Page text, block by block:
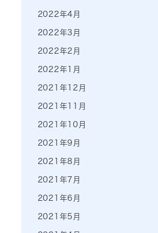
2022年4月
2022年3月
2022年2月
2022年1月
2021年12月
2021年11月
2021年10月
2021年9月
2021年8月
2021年7月
2021年6月
2021年5月